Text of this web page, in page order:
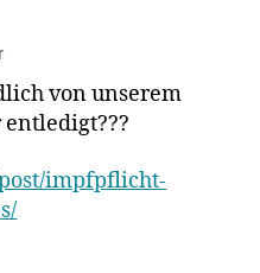
von unserem
impfpflicht-